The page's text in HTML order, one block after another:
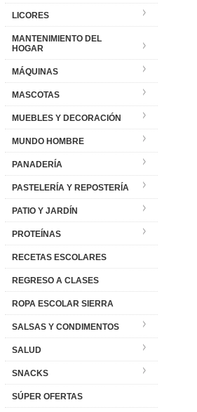
LICORES
MANTENIMIENTO DEL
HOGAR
MÁQUINAS
MASCOTAS
MUEBLES Y DECORACIÓN
MUNDO HOMBRE
PANADERÍA
PASTELERÍA Y REPOSTERÍA
PATIO Y JARDÍN
PROTEÍNAS
RECETAS ESCOLARES
REGRESO A CLASES
ROPA ESCOLAR SIERRA
SALSAS Y CONDIMENTOS
SALUD
SNACKS
SÚPER OFERTAS